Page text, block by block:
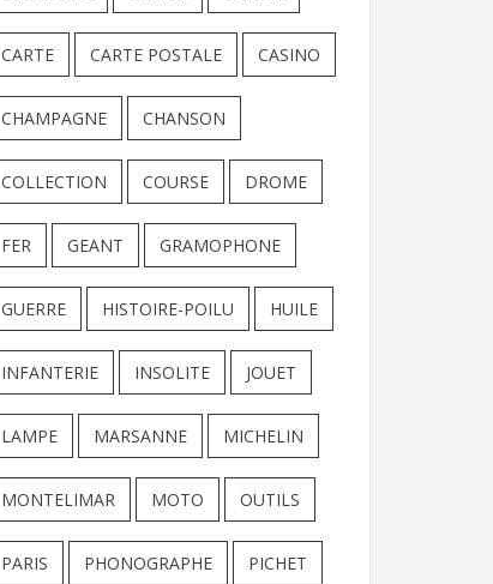
CARTE CARTE POSTALE CASINO
CHAMPAGNE CHANSON
COLLECTION COURSE DROME
FER GEANT GRAMOPHONE
GUERRE HISTOIRE-POILU HUILE
INFANTERIE INSOLITE JOUET
LAMPE MARSANNE MICHELIN
MONTELIMAR MOTO OUTILS
PARIS PHONOGRAPHE PICHET